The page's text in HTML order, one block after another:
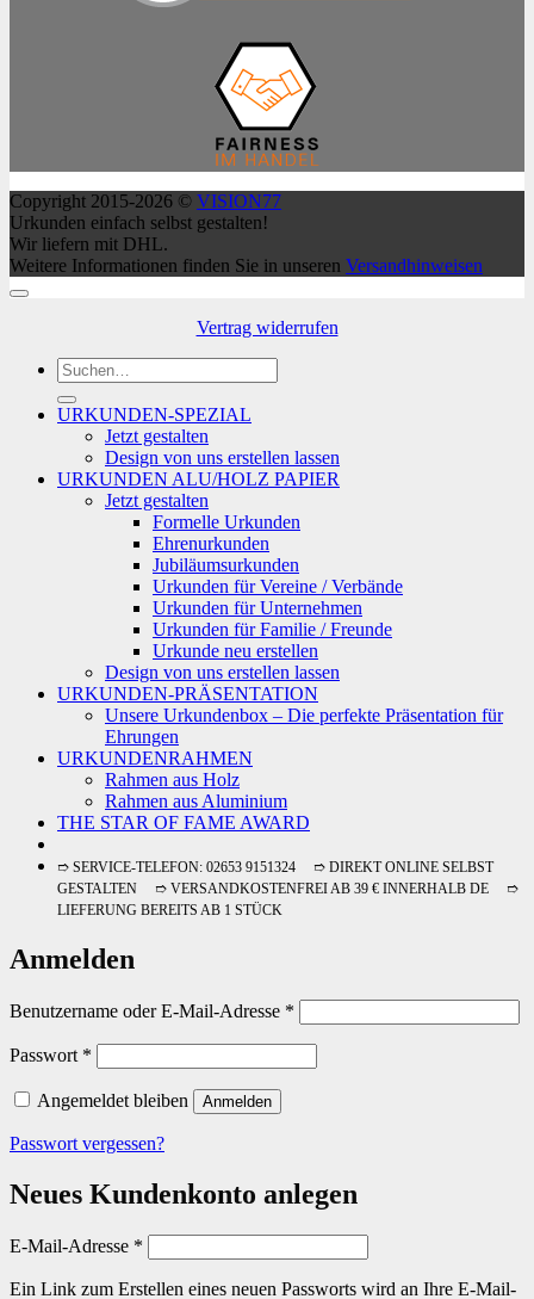
Copyright 2015-2026 © VISION77
Urkunden einfach selbst gestalten!
Wir liefern mit DHL.
Weitere Informationen finden Sie in unseren Versandhinweisen
Vertrag widerrufen
Suchen
nach:
URKUNDEN-SPEZIAL
Jetzt gestalten
Design von uns erstellen lassen
URKUNDEN ALU/HOLZ PAPIER
Jetzt gestalten
Formelle Urkunden
Ehrenurkunden
Jubiläumsurkunden
Urkunden für Vereine / Verbände
Urkunden für Unternehmen
Urkunden für Familie / Freunde
Urkunde neu erstellen
Design von uns erstellen lassen
URKUNDEN-PRÄSENTATION
Unsere Urkundenbox – Die perfekte Präsentation für
Ehrungen
URKUNDENRAHMEN
Rahmen aus Holz
Rahmen aus Aluminium
THE STAR OF FAME AWARD
➱ SERVICE-TELEFON: 02653 9151324 ➱ DIREKT ONLINE SELBST
GESTALTEN ➱ VERSANDKOSTENFREI AB 39 € INNERHALB DE ➱
LIEFERUNG BEREITS AB 1 STÜCK
Anmelden
Benutzername oder E-Mail-Adresse *
Passwort *
Angemeldet bleiben Anmelden
Passwort vergessen?
Neues Kundenkonto anlegen
E-Mail-Adresse *
Ein Link zum Erstellen eines neuen Passworts wird an Ihre E-Mail-